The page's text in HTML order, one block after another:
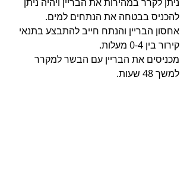
להכניס בבטחה את הנתחים למים.
אחסון הבריין והנתח חייב להתבצע בתנאי
קירור בין 0-4 מעלות.
מכניסים את הבריין עם הבשר למקרר
למשך 48 שעות.